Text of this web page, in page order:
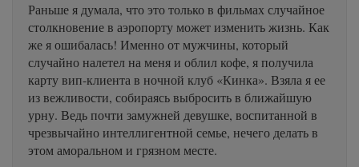
Раньше я думала, что это только в фильмах случайное
столкновение в аэропорту может изменить жизнь. Как
же я ошибалась! Именно от мужчины, который
случайно налетел на меня и облил кофе, я получила
карту вип-клиента в ночной клуб «Кинка». Взяла я ее
из вежливости, собираясь выбросить в ближайшую
урну. Ведь почти замужней девушке, воспитанной в
чрезвычайно интеллигентной семье, нечего делать в
этом аморальном и грязном месте.